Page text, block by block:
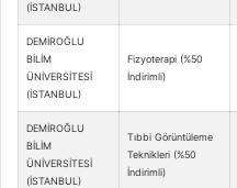
(İSTANBUL)
DEMİROĞLU
BİLİM
ÜNİVERSİTESİ
(İSTANBUL)
Fizyoterapi (%50
İndirimli)
DEMİROĞLU
BİLİM
ÜNİVERSİTESİ
(İSTANBUL)
Tıbbi Görüntüleme
Teknikleri (%50
İndirimli)